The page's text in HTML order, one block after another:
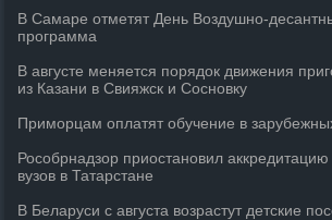
В Самаре отметят День Воздушно-
программа
В августе меняется порядок движения
из Казани в Свияжск и Сосновку
Приморцам оплатят обучение в
Рособрнадзор приостановил
вузов в Татарстане
В Беларуси с августа возрастут детские